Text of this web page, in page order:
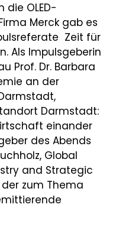
die OLED-
Merck gab es
Zeit für
Als Impulsgeberin
Prof. Dr. Barbara
an der
Darmstadt:
einander
des Abends
Global
and Strategic
zum Thema